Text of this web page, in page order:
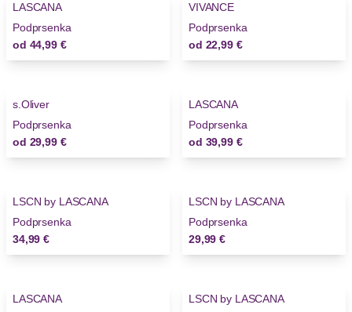
LASCANA
Podprsenka
od 44,99 €
Novinky
VIVANCE
Podprsenka
od 22,99 €
Novinky
s.Oliver
Podprsenka
od 29,99 €
Novinky
LASCANA
Podprsenka
od 39,99 €
LSCN by LASCANA
Podprsenka
34,99 €
LSCN by LASCANA
Podprsenka
29,99 €
LASCANA
LSCN by LASCANA